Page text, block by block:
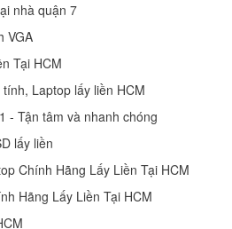
nhà quận 7
VGA
Tại HCM
Laptop lấy liền HCM
- Tận tâm và nhanh chóng
lấy liền
Chính Hãng Lấy Liền Tại HCM
Hãng Lấy Liền Tại HCM